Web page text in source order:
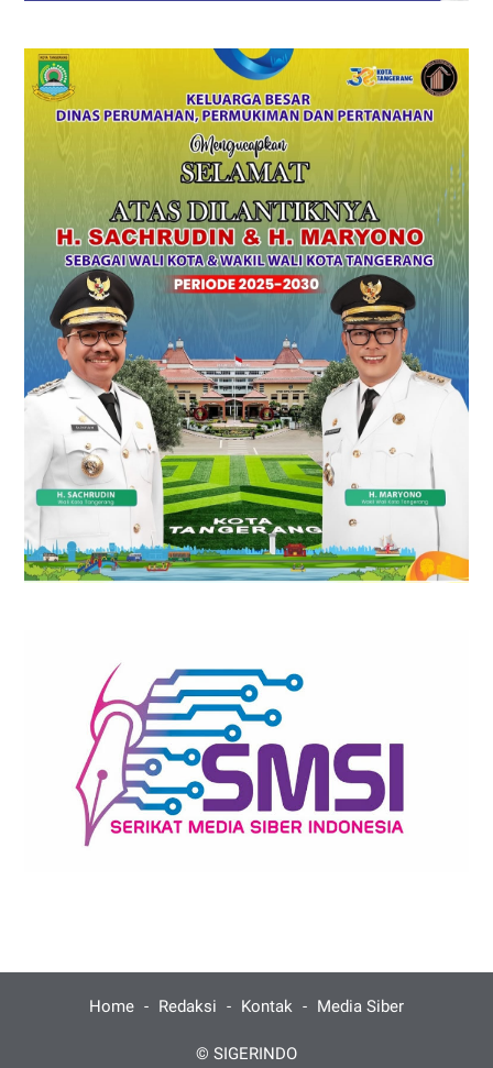
Home Redaksi Kontak Media Siber
© SIGERINDO